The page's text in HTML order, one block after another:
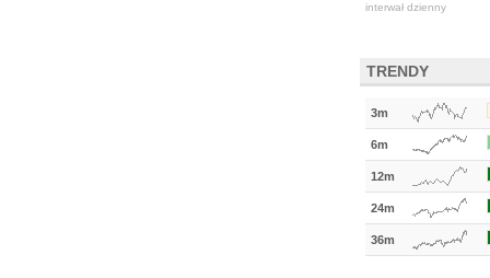
interwał dzienny
TRENDY
3m
6m
12m
24m
36m